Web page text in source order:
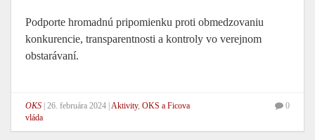
Podporte hromadnú pripomienku proti obmedzovaniu
konkurencie, transparentnosti a kontroly vo verejnom
obstarávaní.
OKS 26. februára 2024 Aktivity, OKS a Ficova
vláda
0